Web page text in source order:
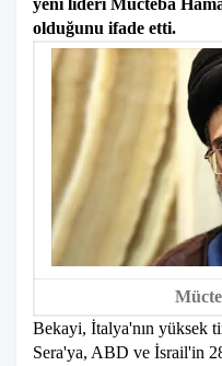
yeni lideri Mücteba
olduğunu ifade etti.
Bekayi, İtalya'nın yüksek
Sera'ya, ABD ve İsrail'in 28